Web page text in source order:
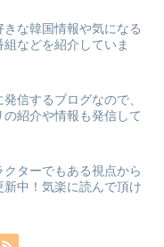
きな韓国情報や気になる
などを紹介していま
信するブログなので、
紹介や情報も発信して
ターでもある視点から
中！気楽に読んで頂け